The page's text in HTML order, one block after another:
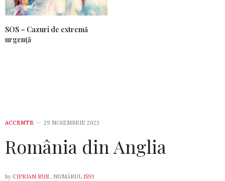
SOS – Cazuri de extremă
urgență
ACCENTE 29 NOIEMBRIE 2023
România din Anglia
by CIPRIAN RUS , NUMĂRUL 1593